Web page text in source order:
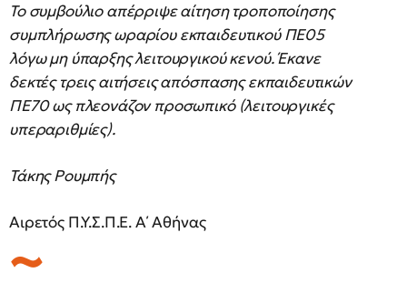
Το συμβούλιο απέρριψε αίτηση τροποποίησης
συμπλήρωσης ωραρίου εκπαιδευτικού ΠΕ05
λόγω μη ύπαρξης λειτουργικού κενού. Έκανε
δεκτές τρεις αιτήσεις απόσπασης εκπαιδευτικών
ΠΕ70 ως πλεονάζον προσωπικό (λειτουργικές
υπεραριθμίες).
Τάκης Ρουμπής
Αιρετός Π.Υ.Σ.Π.Ε. Α΄ Αθήνας